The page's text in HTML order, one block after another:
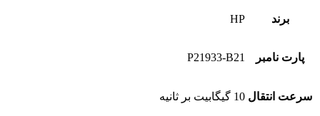
برند HP
پارت نامبر P21933-B21
سرعت انتقال 10 گیگابیت بر ثانیه